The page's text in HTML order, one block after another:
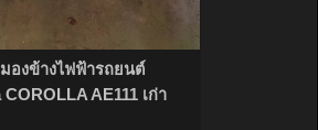
องข้างไฟฟ้ารถยนต์
AE111 เก่า